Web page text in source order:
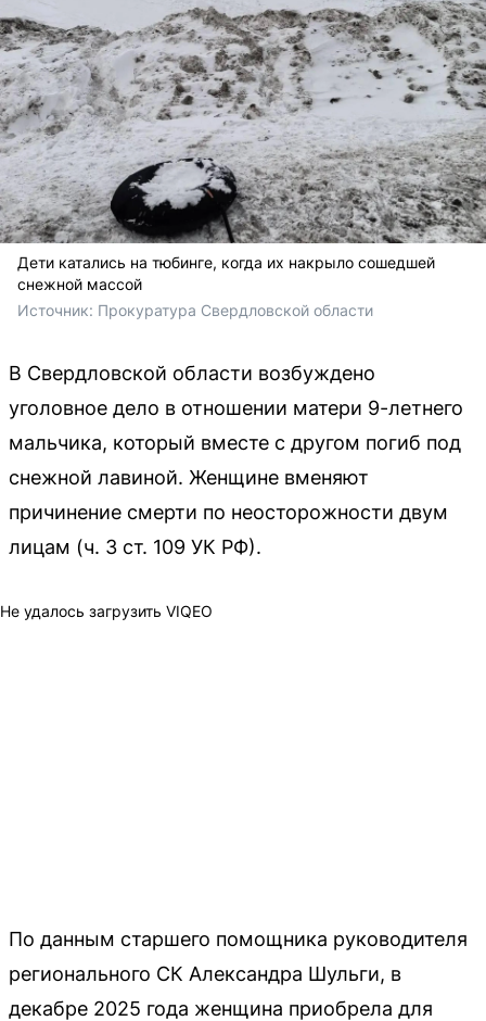
Дети катались на тюбинге, когда их накрыло сошедшей
снежной массой
Источник: Прокуратура Свердловской области
В Свердловской области возбуждено
уголовное дело в отношении матери 9-летнего
мальчика, который вместе с другом погиб под
снежной лавиной. Женщине вменяют
причинение смерти по неосторожности двум
лицам (ч. 3 ст. 109 УК РФ).
Не удалось загрузить VIQEO
По данным старшего помощника руководителя
регионального СК Александра Шульги, в
декабре 2025 года женщина приобрела для